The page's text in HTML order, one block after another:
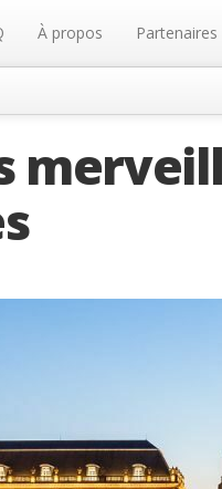
À propos Partenaires